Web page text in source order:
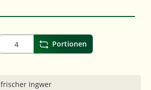
Portionen
frischer Ingwer